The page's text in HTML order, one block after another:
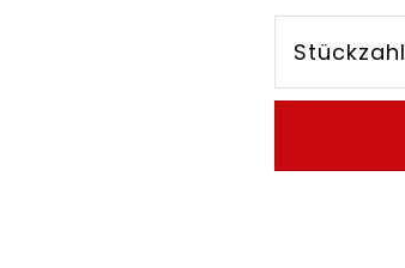
Stückzahl